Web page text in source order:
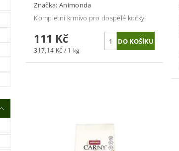
Značka: Animonda
Kompletní krmivo pro dospělé kočky.
111 Kč
317,14 Kč / 1 kg